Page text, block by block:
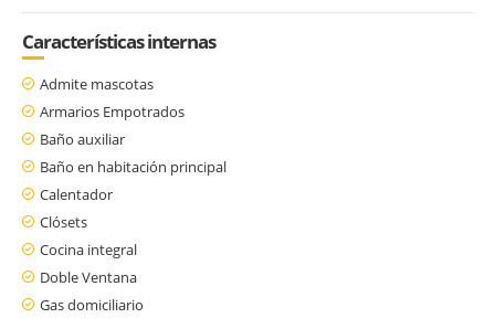
Características internas
Admite mascotas
Armarios Empotrados
Baño auxiliar
Baño en habitación principal
Calentador
Clósets
Cocina integral
Doble Ventana
Gas domiciliario